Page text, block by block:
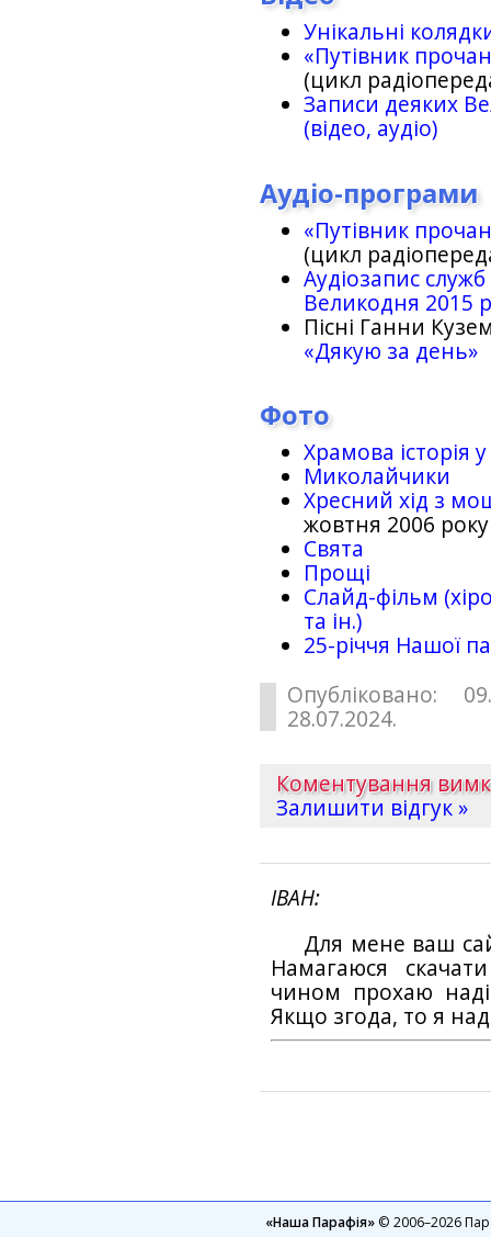
Унікальні
«Путівник
(цикл
Записи деяких
(відео, аудіо)
Аудіо-програми
«Путівник
(цикл
Аудіозапис
Великодня 2015
Пісні Ганни
«Дякую за день»
Фото
Храмова історія
Миколайчики
Хресний хід з
жовтня 2006 року
Свята
Прощі
Слайд-фільм
та ін.)
25-рiччя Нашої
Опубліковано:
28.07.2024.
Коментування
Залишити відгук »
ІВАН
Для мене ваш
Намагаюся
чином прохаю
Якщо згода, то я
«Наша Парафія»© 2006–2026